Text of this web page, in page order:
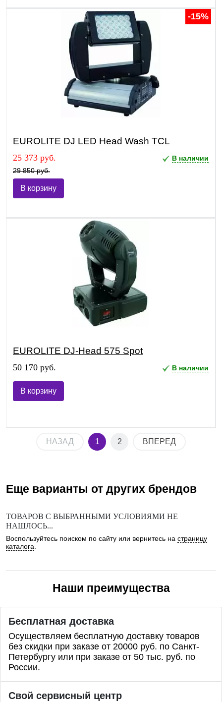
-15%
EUROLITE DJ LED Head Wash TCL
25 373 руб.
29 850 руб.
В наличии
В корзину
EUROLITE DJ-Head 575 Spot
50 170 руб. В наличии
В корзину
НАЗАД 1 2 ВПЕРЕД
Еще варианты от других брендов
ТОВАРОВ С ВЫБРАННЫМИ УСЛОВИЯМИ НЕ
НАШЛОСЬ...
Воспользуйтесь поиском по сайту или вернитесь на страницу
каталога
Наши преимущества
Бесплатная доставка
Осуществляем бесплатную доставку товаров
без скидки при заказе от 20000 руб. по Санкт-
Петербургу или при заказе от 50 тыс. руб. по
России.
Свой сервисный центр